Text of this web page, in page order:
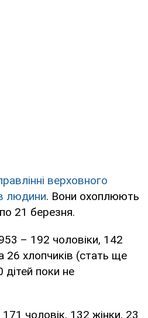
верховного
людини. Вони охоплюють
21 березня.
– 192 чоловіки, 142
26 хлопчиків (стать ще
поки не
чоловік, 132 жінки, 23